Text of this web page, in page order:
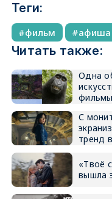
Теги:
фильм афиша
Читать также:
Одна
фильмы
С
тренд
«Твоё
вышла